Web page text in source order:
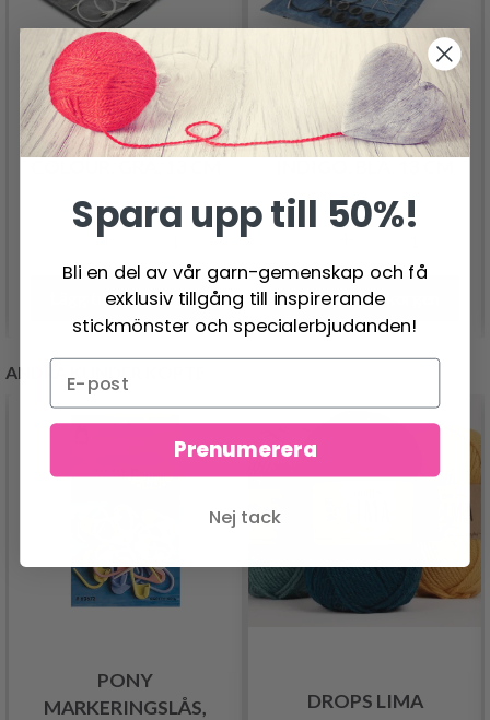
LYKKE UTBYTBARA
RUNDSTICKOR SET
1,830.00 SEK
Lägg till varukorgen
LYKKE UTBYTBARA
RUNDSTICKOR SET
1,830.00 SEK
Lägg till varukorgen
ANDRA KUNDER KÖPTE
PONY
MARKERINGSLÅS,
DROPS LIMA
Spara upp till 50%!
Bli en del av vår garn-gemenskap och få
exklusiv tillgång till inspirerande
stickmönster och specialerbjudanden!
Prenumerera
Nej tack